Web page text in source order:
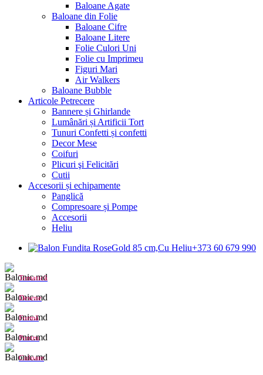
Baloane Agate
Baloane din Folie
Baloane Cifre
Baloane Litere
Folie Culori Uni
Folie cu Imprimeu
Figuri Mari
Air Walkers
Baloane Bubble
Articole Petrecere
Bannere și Ghirlande
Lumânări și Artificii Tort
Tunuri Confetti și confetti
Decor Mese
Coifuri
Plicuri şi Felicitări
Cutii
Accesorii și echipamente
Panglică
Compresoare și Pompe
Accesorii
Heliu
+373 60 679 990
Tematică
Desene
Formă
Pentru
Culoare